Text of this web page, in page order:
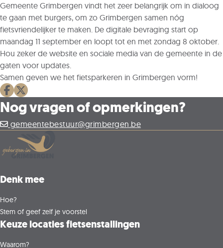
Gemeente Grimbergen vindt het zeer belangrijk om in dialoog
te gaan met burgers, om zo Grimbergen samen nóg
fietsvriendelijker te maken. De digitale bevraging start op
maandag 11 september en loopt tot en met zondag 8 oktober.
Hou zeker de website en sociale media van de gemeente in de
gaten voor updates.
Samen geven we het fietsparkeren in Grimbergen vorm!
Deel op facebook
Deel op X
Nog vragen of opmerkingen?
gemeentebestuur@grimbergen.be
Denk mee
Hoe?
Stem of geef zelf je voorstel
Keuze locaties fietsenstallingen
Waarom?